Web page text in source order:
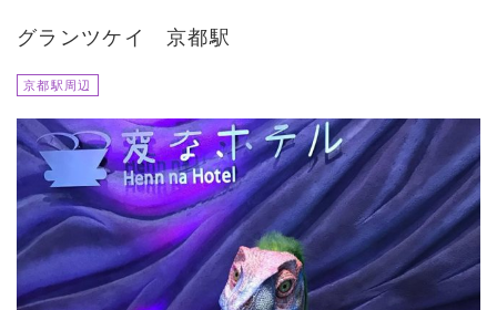
グランツケイ 京都駅
京都駅周辺